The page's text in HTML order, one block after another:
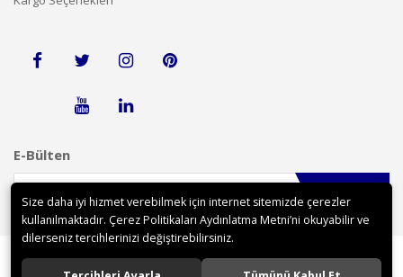
E-Bülten
Size daha iyi hizmet verebilmek için internet sitemizde çerezler
kullanılmaktadır. Çerez Politikaları Aydınlatma Metni’ni okuyabilir ve
dilerseniz tercihlerinizi değiştirebilirsiniz.